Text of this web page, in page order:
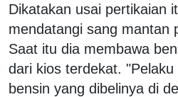
Dikatakan usai pertikaian
mendatangi sang mantan
Saat itu dia membawa
dari kios terdekat.
bensin yang dibelinya di